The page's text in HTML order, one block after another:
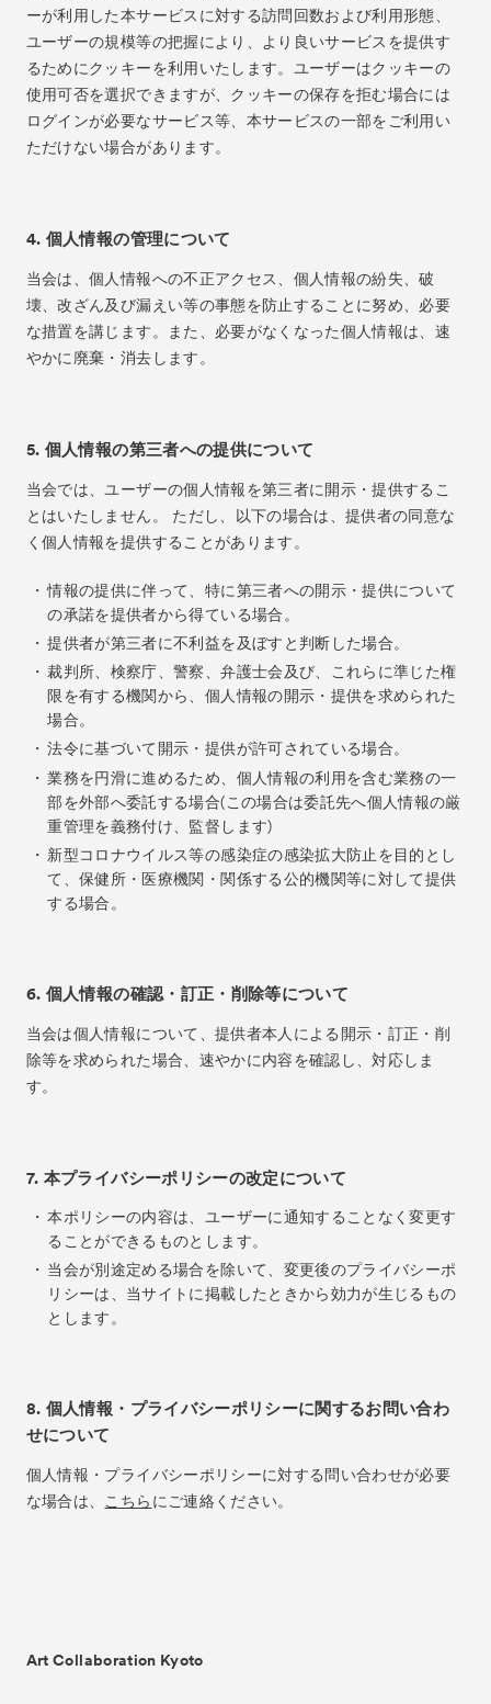
Tickets VIP
ーが利用した本サービスに対する訪問回数および利用形態、
ユーザーの規模等の把握により、より良いサービスを提供す
るためにクッキーを利用いたします。ユーザーはクッキーの
使用可否を選択できますが、クッキーの保存を拒む場合には
ログインが必要なサービス等、本サービスの一部をご利用い
ただけない場合があります。
4. 個人情報の管理について
当会は、個人情報への不正アクセス、個人情報の紛失、破
壊、改ざん及び漏えい等の事態を防止することに努め、必要
な措置を講じます。また、必要がなくなった個人情報は、速
やかに廃棄・消去します。
5. 個人情報の第三者への提供について
当会では、ユーザーの個人情報を第三者に開示・提供するこ
とはいたしません。 ただし、以下の場合は、提供者の同意な
く個人情報を提供することがあります。
情報の提供に伴って、特に第三者への開示・提供について
の承諾を提供者から得ている場合。
提供者が第三者に不利益を及ぼすと判断した場合。
裁判所、検察庁、警察、弁護士会及び、これらに準じた権
限を有する機関から、個人情報の開示・提供を求められた
場合。
法令に基づいて開示・提供が許可されている場合。
業務を円滑に進めるため、個人情報の利用を含む業務の一
部を外部へ委託する場合(この場合は委託先へ個人情報の厳
重管理を義務付け、監督します)
新型コロナウイルス等の感染症の感染拡大防止を目的とし
て、保健所・医療機関・関係する公的機関等に対して提供
する場合。
6. 個人情報の確認・訂正・削除等について
当会は個人情報について、提供者本人による開示・訂正・削
除等を求められた場合、速やかに内容を確認し、対応しま
す。
7. 本プライバシーポリシーの改定について
本ポリシーの内容は、ユーザーに通知することなく変更す
ることができるものとします。
当会が別途定める場合を除いて、変更後のプライバシーポ
リシーは、当サイトに掲載したときから効力が生じるもの
とします。
8. 個人情報・プライバシーポリシーに関するお問い合わ
せについて
個人情報・プライバシーポリシーに対する問い合わせが必要
な場合は、 こちら にご連絡ください。
Art Collaboration Kyoto